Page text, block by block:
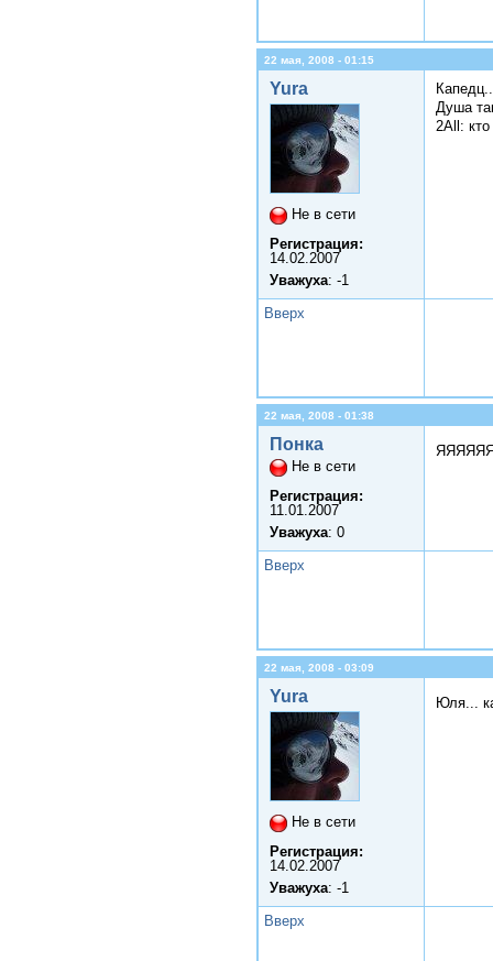
22 мая, 2008 - 01:15
Yura
Не в сети
Регистрация:
14.02.2007
Уважуха: -1
Душа
2All:
Вверх
22 мая, 2008 - 01:38
Понка
Не в сети
Регистрация:
11.01.2007
Уважуха: 0
Вверх
22 мая, 2008 - 03:09
Yura
Не в сети
Регистрация:
14.02.2007
Уважуха: -1
Юля...
Вверх